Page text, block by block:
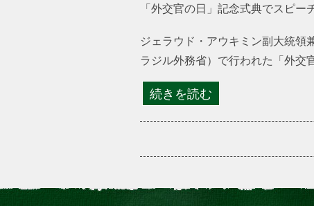
「外交官の日」記念式典でスピー
ジェラウド・アウキミン副大統領
ラジル外務省）で行われた「外交
続きを読む